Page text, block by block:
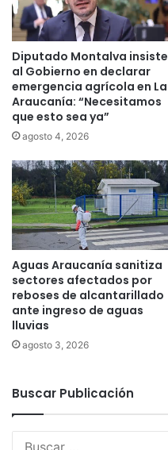
e
a
g
u
a
p
o
a
b
e
e
n
l
a
r
e
g
ó
Diputado Montalva insiste
al Gobierno en declarar
emergencia agrícola en La
Araucanía: “Necesitamos
que esto sea ya”
agosto 4, 2026
Aguas Araucanía sanitiza
sectores afectados por
reboses de alcantarillado
ante ingreso de aguas
lluvias
agosto 3, 2026
Buscar Publicación